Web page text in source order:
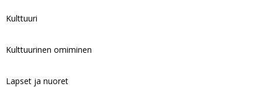
Kulttuuri
Kulttuurinen omiminen
Lapset ja nuoret